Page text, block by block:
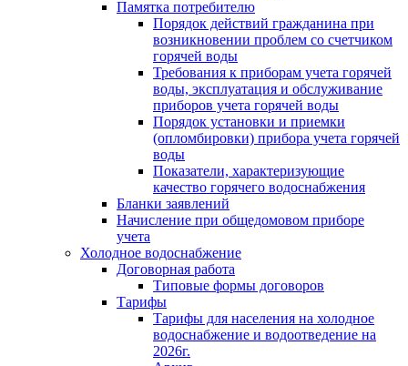
Памятка потребителю
Порядок действий гражданина при
возникновении проблем со счетчиком
горячей воды
Требования к приборам учета горячей
воды, эксплуатация и обслуживание
приборов учета горячей воды
Порядок установки и приемки
(опломбировки) прибора учета горячей
воды
Показатели, характеризующие
качество горячего водоснабжения
Бланки заявлений
Начисление при общедомовом приборе
учета
Холодное водоснабжение
Договорная работа
Типовые формы договоров
Тарифы
Тарифы для населения на холодное
водоснабжение и водоотведение на
2026г.